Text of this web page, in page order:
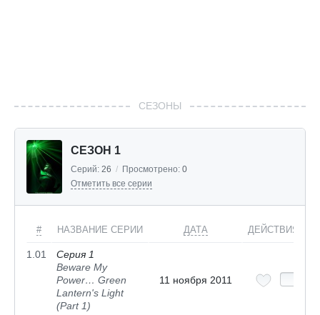
СЕЗОНЫ
СЕЗОН 1
Серий: 26 / Просмотрено: 0
Отметить все серии
# НАЗВАНИЕ СЕРИИ ДАТА ДЕЙСТВИЯ
1.01
Серия 1
Beware My
Power… Green
Lantern's Light
(Part 1)
11 ноября 2011